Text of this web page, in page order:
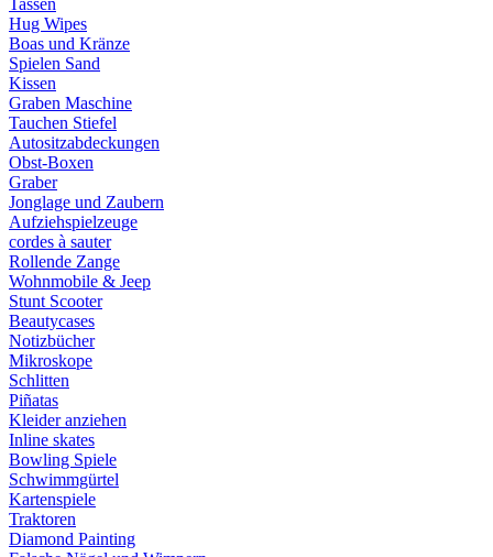
Tassen
Hug Wipes
Boas und Kränze
Spielen Sand
Kissen
Graben Maschine
Tauchen Stiefel
Autositzabdeckungen
Obst-Boxen
Graber
Jonglage und Zaubern
Aufziehspielzeuge
cordes à sauter
Rollende Zange
Wohnmobile & Jeep
Stunt Scooter
Beautycases
Notizbücher
Mikroskope
Schlitten
Piñatas
Kleider anziehen
Inline skates
Bowling Spiele
Schwimmgürtel
Kartenspiele
Traktoren
Diamond Painting